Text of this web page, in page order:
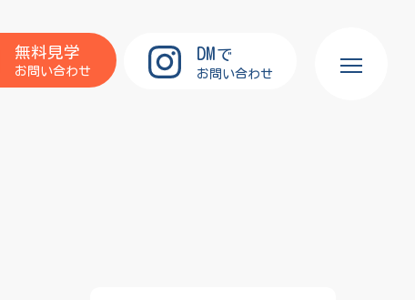
無料見学
お問い合わせ
DMで
お問い合わせ